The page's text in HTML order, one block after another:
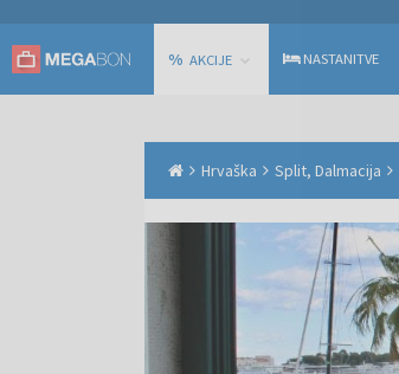
% AKCIJE NASTANITVE
Hrvaška Split, Dalmacija